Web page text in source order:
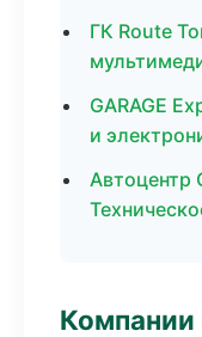
ГК Route
GARAGE
и
Автоцентр
Компании